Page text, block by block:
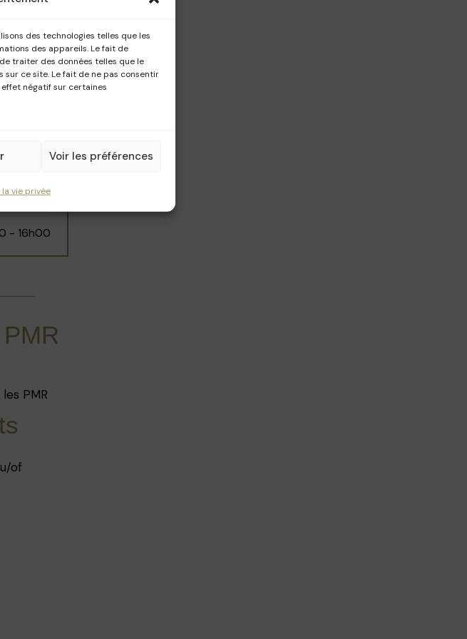
des technologies telles que les
des appareils. Le fait de
traiter des données telles que le
sur ce site. Le fait de ne pas consentir
négatif sur certaines
Voir les préférences
vie privée
à
- 17h00
- 16h00
PMR
of